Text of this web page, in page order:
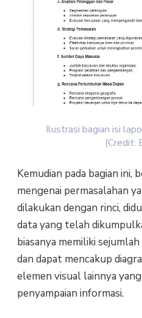
Ilustrasi bagian isi
(Credit:
Kemudian pada bagian ini,
mengenai permasalahan
dilakukan dengan rinci,
data yang telah
biasanya memiliki
dan dapat mencakup
elemen visual lainnya
penyampaian informasi.